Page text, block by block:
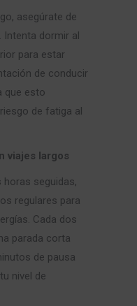
asegúrate de
Intenta dormir al
para estar
de conducir
que esto
de fatiga al
viajes largos
horas seguidas,
regulares para
Cada dos
parada corta
de pausa
nivel de